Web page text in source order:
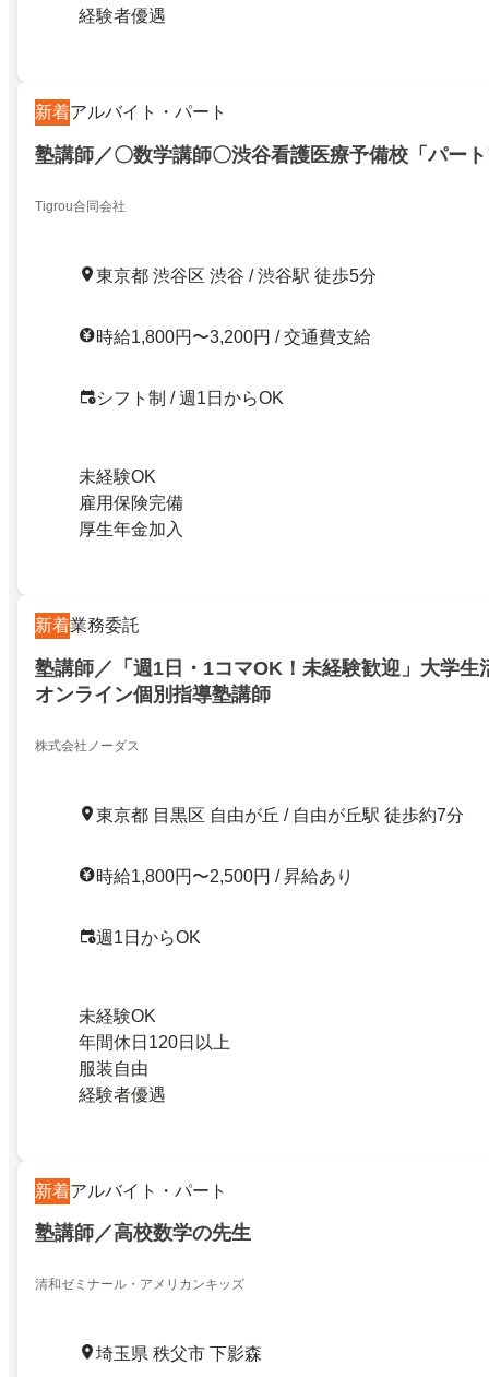
経験者優遇
新着アルバイト・パート
塾講師／〇数学講師〇渋谷看護医療予備校「パー
Tigrou合同会社
東京都 渋谷区 渋谷 / 渋谷駅 徒歩5分
時給1,800円〜3,200円 / 交通費支給
シフト制 / 週1日からOK
未経験OK
雇用保険完備
厚生年金加入
新着業務委託
塾講師／「週1日・1コマOK！未経験歓迎」大学生
オンライン個別指導塾講師
株式会社ノーダス
東京都 目黒区 自由が丘 / 自由が丘駅 徒歩約7分
時給1,800円〜2,500円 / 昇給あり
週1日からOK
未経験OK
年間休日120日以上
服装自由
経験者優遇
新着アルバイト・パート
塾講師／高校数学の先生
清和ゼミナール・アメリカンキッズ
埼玉県 秩父市 下影森